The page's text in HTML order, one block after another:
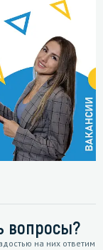
вопросы?
на них ответим